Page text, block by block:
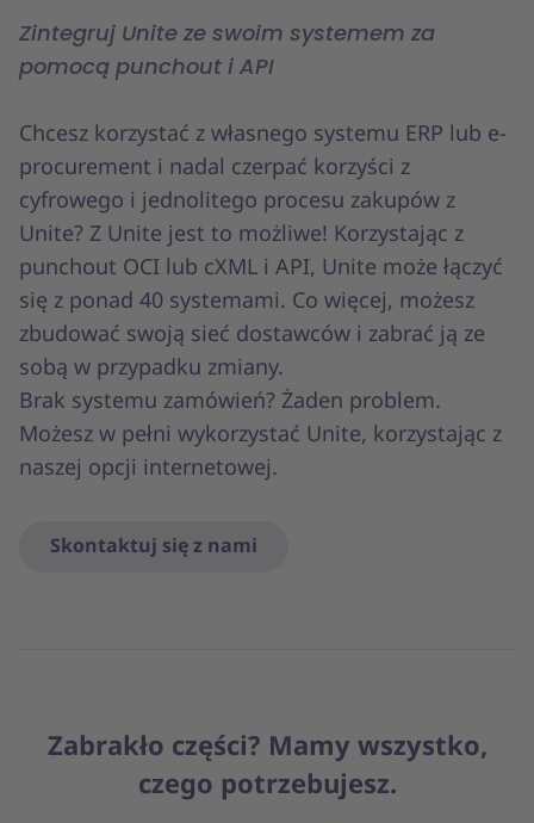
Zintegruj Unite ze swoim systemem za
pomocą punchout i API
Chcesz korzystać z własnego systemu ERP lub e-
procurement i nadal czerpać korzyści z
cyfrowego i jednolitego procesu zakupów z
Unite? Z Unite jest to możliwe! Korzystając z
punchout OCI lub cXML i API, Unite może łączyć
się z ponad 40 systemami. Co więcej, możesz
zbudować swoją sieć dostawców i zabrać ją ze
sobą w przypadku zmiany.
Brak systemu zamówień? Żaden problem.
Możesz w pełni wykorzystać Unite, korzystając z
naszej opcji internetowej.
Skontaktuj się z nami
Zabrakło części? Mamy wszystko,
czego potrzebujesz.